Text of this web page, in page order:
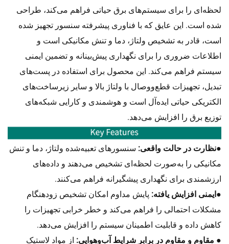
لحظه‌ای را برای سیستم‌های برق حیاتی فراهم می‌کند، طراحی
شده است. این عایق که با فناوری پیشرفته سنسور تجهیز شده
است، قادر به تشخیص ولتاژ، دما و تنش مکانیکی است و
اطلاعات ضروری را برای نگهداری پیش‌بینانه و تضمین ایمنی
سیستم فراهم می‌کند. این محصول برای استفاده در پست‌های
تبدیل، تجهیزات قطع‌ووصال با ولتاژ بالا و سایر زیرساخت‌های
الکتریکی حیاتی ایده‌آل است و هوشمندی و کارایی شبکه‌های
توزیع برق را افزایش می‌دهد.
●نظارت در حالت واقعی: سنسورهای تعبیه‌شده ولتاژ، دما و تنش
مکانیکی را به‌صورت لحظه‌ای تشخیص می‌دهند و داده‌های
ارزشمندی برای نگهداری پیشگیرانه فراهم می‌کنند.
●ایمنی افزایش یافته: پایش مداوم امکان تشخیص زودهنگام
مشکلات احتمالی را فراهم می‌کند و خطر خرابی تجهیزات را
کاهش داده و قابلیت اطمینان سیستم را افزایش می‌دهد.
● مقاوم و مقاوم در برابر شرایط آب‌وهوایی: از مواد لاستیک